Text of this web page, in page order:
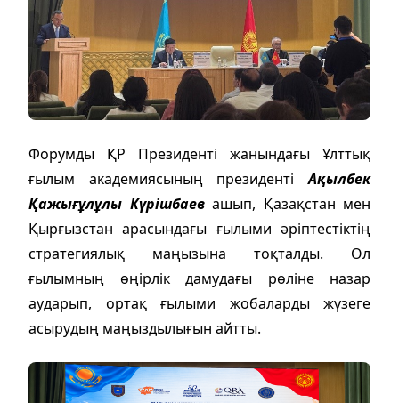
Форумды ҚР Президенті жанындағы Ұлттық
ғылым академиясының президентіАқылбек
Қажығұлұлы Күрішбаевашып, Қазақстан мен
Қырғызстан арасындағы ғылыми әріптестіктің
стратегиялық маңызына тоқталды. Ол
ғылымның өңірлік дамудағы рөліне назар
аударып, ортақ ғылыми жобаларды жүзеге
асырудың маңыздылығын айтты.